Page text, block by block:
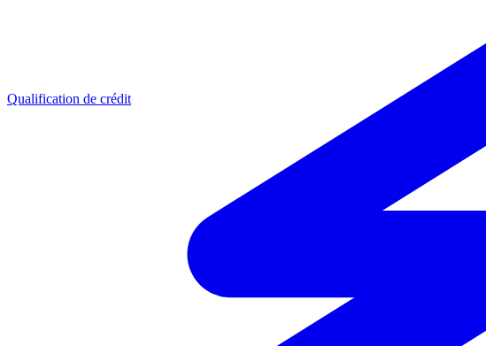
Qualification de crédit